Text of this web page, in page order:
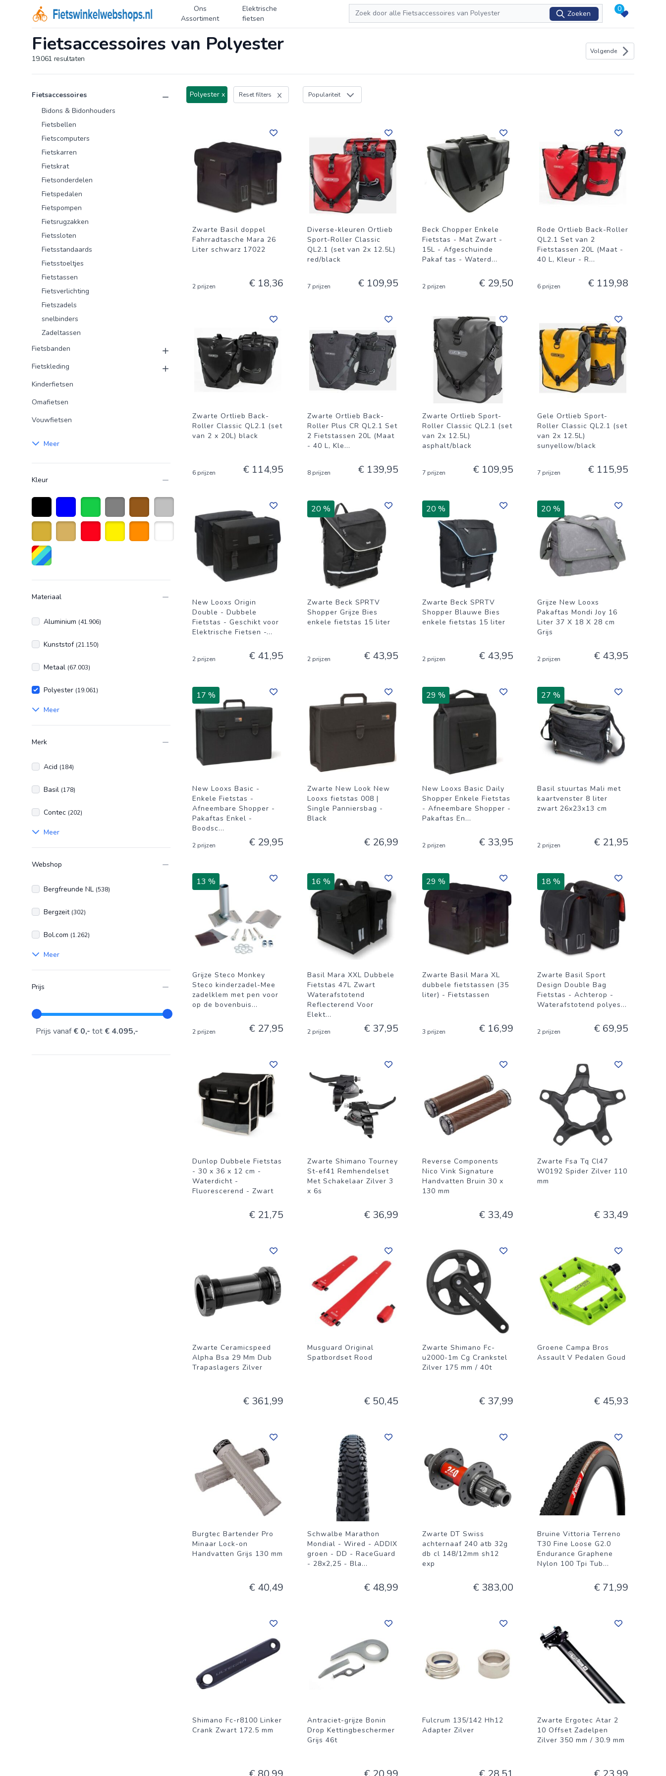
Logo Fietswinkelwebshops.nl
Ons
Assortiment
Elektrische
fietsen
Zoeken
Zoeken
0
Fietsaccessoires van Polyester
19.061 resultaten
Volgende
Producten
Product categorieën
Fietsaccessoires
Bidons & Bidonhouders
Fietsbellen
Fietscomputers
Fietskarren
Fietskrat
Fietsonderdelen
Fietspedalen
Fietspompen
Fietsrugzakken
Fietssloten
Fietsstandaards
Fietsstoeltjes
Fietstassen
Fietsverlichting
Fietszadels
snelbinders
Zadeltassen
Fietsbanden
Fietskleding
Kinderfietsen
Omafietsen
Vouwfietsen
Meer
Kleur
Zwart Blauw Groen Grijs Bruin Zilver
Goud
Materiaal
Aluminium (41.906)
Kunststof (21.150)
Metaal (67.003)
Polyester (19.061)
Meer
Merk
Acid (184)
Basil (178)
Contec (202)
Meer
Webshop
Bergfreunde NL (538)
Bergzeit (302)
Bol.com (1.262)
Meer
Prijs
Prijs vanaf€ 0,- tot € 4.095,-
Polyester x Reset filters Populariteit
Zwarte Basil doppel
Fahrradtasche Mara 26
Liter schwarz 17022
2 prijzen € 18,36
Diverse-kleuren Ortlieb
Sport-Roller Classic
QL2.1 (set van 2x 12.5L)
red/black
7 prijzen € 109,95
Beck Chopper Enkele
Fietstas - Mat Zwart -
15L - Afgeschuinde
Pakaf tas - Waterd...
2 prijzen € 29,50
Rode Ortlieb Back-Roller
QL2.1 Set van 2
Fietstassen 20L (Maat -
40 L, Kleur - R...
6 prijzen € 119,98
Zwarte Ortlieb Back-
Roller Classic QL2.1 (set
van 2 x 20L) black
6 prijzen € 114,95
Zwarte Ortlieb Back-
Roller Plus CR QL2.1 Set
2 Fietstassen 20L (Maat
- 40 L, Kle...
8 prijzen € 139,95
Zwarte Ortlieb Sport-
Roller Classic QL2.1 (set
van 2x 12.5L)
asphalt/black
7 prijzen € 109,95
Gele Ortlieb Sport-
Roller Classic QL2.1 (set
van 2x 12.5L)
sunyellow/black
7 prijzen € 115,95
New Looxs Origin
Double - Dubbele
Fietstas - Geschikt voor
Elektrische Fietsen -...
2 prijzen € 41,95
20 %
Zwarte Beck SPRTV
Shopper Grijze Bies
enkele fietstas 15 liter
2 prijzen € 43,95
20 %
Zwarte Beck SPRTV
Shopper Blauwe Bies
enkele fietstas 15 liter
2 prijzen € 43,95
20 %
Grijze New Looxs
Pakaftas Mondi Joy 16
Liter 37 X 18 X 28 cm
Grijs
2 prijzen € 43,95
17 %
New Looxs Basic -
Enkele Fietstas -
Afneembare Shopper -
Pakaftas Enkel -
Boodsc...
2 prijzen € 29,95
Zwarte New Look New
Looxs fietstas 008 |
Single Panniersbag -
Black
€ 26,99
29 %
New Looxs Basic Daily
Shopper Enkele Fietstas
- Afneembare Shopper -
Pakaftas En...
2 prijzen € 33,95
27 %
Basil stuurtas Mali met
kaartvenster 8 liter
zwart 26x23x13 cm
2 prijzen € 21,95
13 %
Grijze Steco Monkey
Steco kinderzadel-Mee
zadelklem met pen voor
op de bovenbuis...
2 prijzen € 27,95
16 %
Basil Mara XXL Dubbele
Fietstas 47L Zwart
Waterafstotend
Reflecterend Voor
Elekt...
2 prijzen € 37,95
29 %
Zwarte Basil Mara XL
dubbele fietstassen (35
liter) - Fietstassen
3 prijzen € 16,99
18 %
Zwarte Basil Sport
Design Double Bag
Fietstas - Achterop -
Waterafstotend polyes...
2 prijzen € 69,95
Dunlop Dubbele Fietstas
- 30 x 36 x 12 cm -
Waterdicht -
Fluorescerend - Zwart
€ 21,75
Zwarte Shimano Tourney
St-ef41 Remhendelset
Met Schakelaar Zilver 3
x 6s
€ 36,99
Reverse Components
Nico Vink Signature
Handvatten Bruin 30 x
130 mm
€ 33,49
Zwarte Fsa Tq Cl47
W0192 Spider Zilver 110
mm
€ 33,49
Zwarte Ceramicspeed
Alpha Bsa 29 Mm Dub
Trapaslagers Zilver
€ 361,99
Musguard Original
Spatbordset Rood
€ 50,45
Zwarte Shimano Fc-
u2000-1m Cg Crankstel
Zilver 175 mm / 40t
€ 37,99
Groene Campa Bros
Assault V Pedalen Goud
€ 45,93
Burgtec Bartender Pro
Minaar Lock-on
Handvatten Grijs 130 mm
€ 40,49
Schwalbe Marathon
Mondial - Wired - ADDIX
groen - DD - RaceGuard
- 28x2,25 - Bla...
€ 48,99
Zwarte DT Swiss
achternaaf 240 atb 32g
db cl 148/12mm sh12
exp
€ 383,00
Bruine Vittoria Terreno
T30 Fine Loose G2.0
Endurance Graphene
Nylon 100 Tpi Tub...
€ 71,99
Shimano Fc-r8100 Linker
Crank Zwart 172.5 mm
Antraciet-grijze Bonin
Drop Kettingbeschermer
Grijs 46t
Fulcrum 135/142 Hh12
Adapter Zilver
Zwarte Ergotec Atar 2
10 Offset Zadelpen
Zilver 350 mm / 30.9 mm